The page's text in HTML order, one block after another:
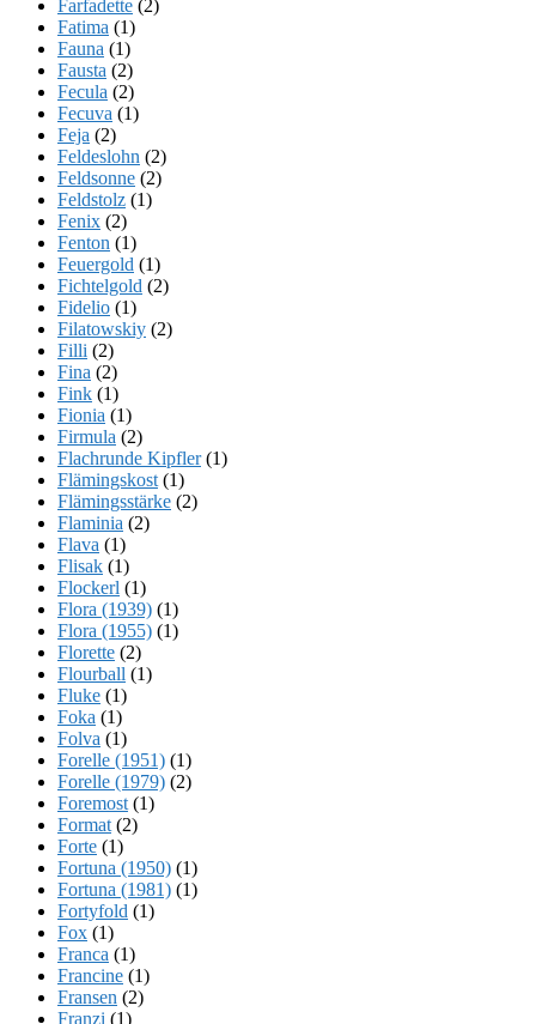
Farfadette (2)
Fatima (1)
Fauna (1)
Fausta (2)
Fecula (2)
Fecuva (1)
Feja (2)
Feldeslohn (2)
Feldsonne (2)
Feldstolz (1)
Fenix (2)
Fenton (1)
Feuergold (1)
Fichtelgold (2)
Fidelio (1)
Filatowskiy (2)
Filli (2)
Fina (2)
Fink (1)
Fionia (1)
Firmula (2)
Flachrunde Kipfler(1)
Flämingskost (1)
Flämingsstärke (2)
Flaminia (2)
Flava (1)
Flisak (1)
Flockerl (1)
Flora (1939) (1)
Flora (1955) (1)
Florette (2)
Flourball (1)
Fluke (1)
Foka (1)
Folva (1)
Forelle (1951) (1)
Forelle (1979) (2)
Foremost (1)
Format (2)
Forte (1)
Fortuna (1950) (1)
Fortuna (1981) (1)
Fortyfold (1)
Fox (1)
Franca (1)
Francine (1)
Fransen (2)
Franzi (1)